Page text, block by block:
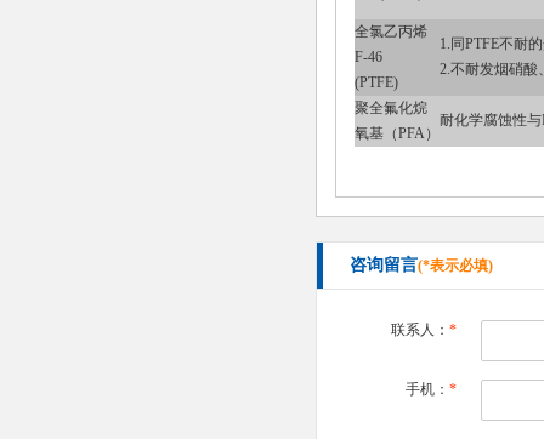
全氯乙丙烯
F-46
(PTFE)
1.同PTFE不耐
2.不耐发烟硝酸
聚全氟化烷
氧基（PFA）
耐化学腐蚀性与
咨询留言(*表示必填)
联系人： *
手机： *